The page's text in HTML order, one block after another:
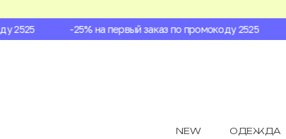
-25% на первый заказ по промокоду 2525
NEW ОДЕЖДА